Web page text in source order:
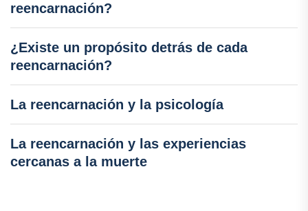
reencarnación?
¿Existe un propósito detrás de cada
reencarnación?
La reencarnación y la psicología
La reencarnación y las experiencias
cercanas a la muerte